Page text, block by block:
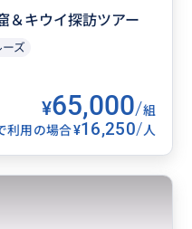
＆キウイ探訪ツアー
ズ
¥65,000/組
利用の場合¥16,250/人